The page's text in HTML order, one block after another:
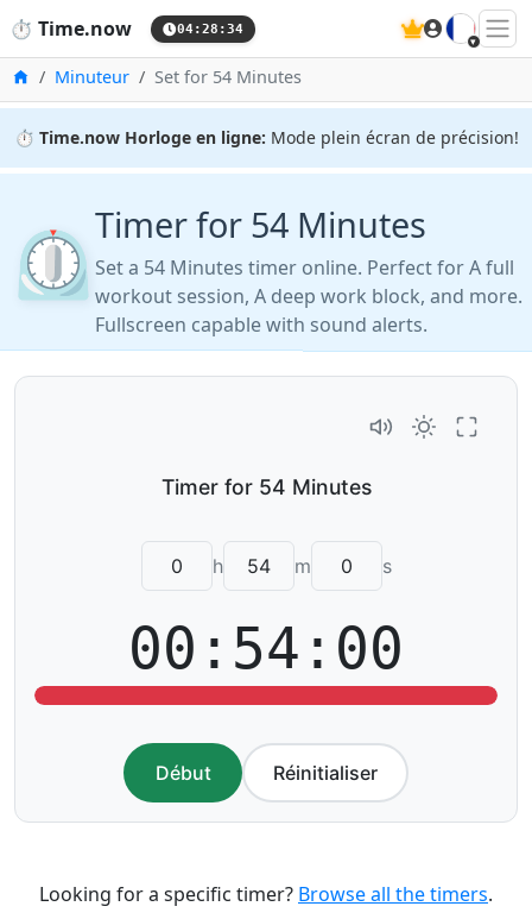
⏱️ Time.now 04:28:35 🇫🇷
Accueil
Minuteur Set for 54 Minutes
⏱️ Time.now Horloge en ligne: Mode plein écran de précision!
⏲️Timer for 54 Minutes
Set a 54 Minutes timer online. Perfect for A full
workout session, A deep work block, and more.
Fullscreen capable with sound alerts.
h m s
00:54:00
Début Réinitialiser
Looking for a specific timer? Browse all the timers.